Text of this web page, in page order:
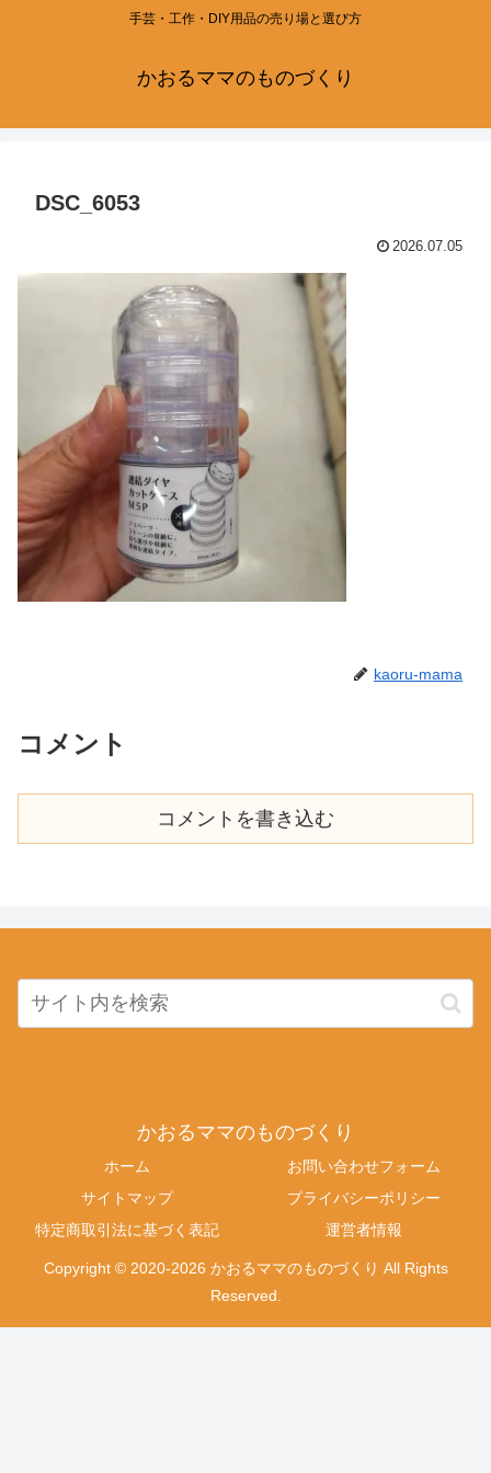
手芸・工作・DIY用品の売り場と選び方
かおるママのものづくり
DSC_6053
2026.07.05
kaoru-mama
コメント
コメントを書き込む
かおるママのものづくり
ホーム
お問い合わせフォーム
サイトマップ
プライバシーポリシー
特定商取引法に基づく表記
運営者情報
Copyright © 2020-2026 かおるママのものづくり All Rights
Reserved.